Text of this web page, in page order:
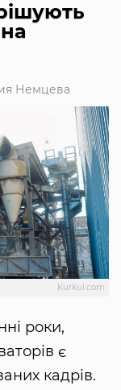
Немцева
Kurkul.com
роки,
є
кадрів.